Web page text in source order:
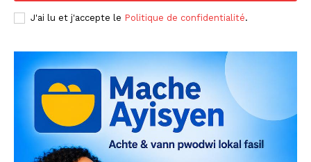
J'ai lu et j'accepte le Politique de confidentialité.